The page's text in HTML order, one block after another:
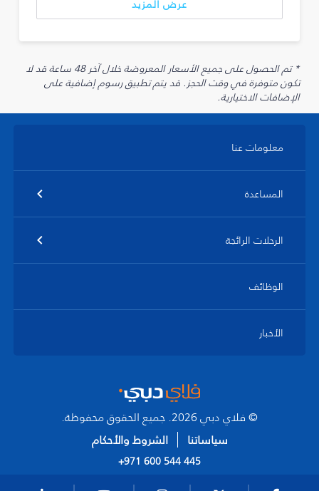
عرض المزيد
* تم الحصول على جميع الأسعار المعروضة خلال آخر 48 ساعة قد لا
تكون متوفرة في وقت الحجز. قد يتم تطبيق رسوم إضافية على
الإضافات الاختيارية.
معلومات عنا
المساعدة
الرحلات الرائجة
الوظائف
الأخبار
© فلاي دبي 2026. جميع الحقوق محفوظة.
سياساتنا
الشروط والأحكام
+971 600 544 445